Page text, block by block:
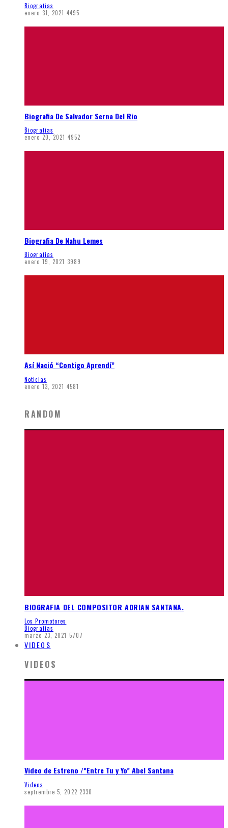
Biografias
enero 31, 2021 4495
Biografia De Salvador Serna Del Rio
Biografias
enero 20, 2021 4952
Biografia De Nahu Lemes
Biografias
enero 19, 2021 3989
Así Nació “Contigo Aprendí”
Noticias
enero 13, 2021 4581
RANDOM
BIOGRAFIA DEL COMPOSITOR ADRIAN SANTANA.
Los Promotores
Biografias
marzo 23, 2021 5707
VIDEOS
VIDEOS
Video de Estreno /”Entre Tu y Yo” Abel Santana
Videos
septiembre 5, 2022 2330